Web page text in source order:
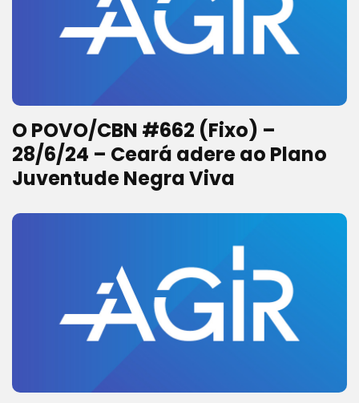
O POVO/CBN #662 (Fixo) –
28/6/24 – Ceará adere ao Plano
Juventude Negra Viva